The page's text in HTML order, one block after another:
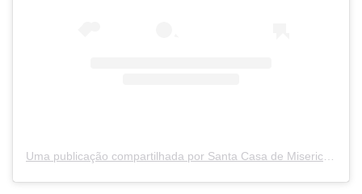
Uma publicação compartilhada por Santa Casa de Misericórdia de Itapeva (@santacasaitapeva)